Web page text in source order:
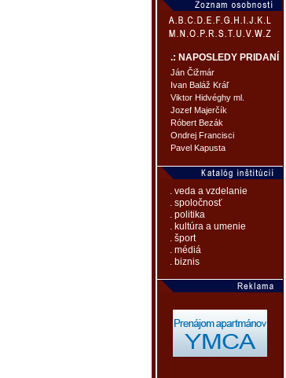
.: NAPOSLEDY PRIDANÍ
Ján Čižmár
Ivan Baláž Kráľ
Viktor Hidvéghy ml.
Jozef Majerčík
Róbert Bezák
Ondrej Francisci
Pavel Kapusta
. veda a vzdelanie
. spoločnosť
. politika
. kultúra a umenie
. šport
. médiá
. biznis